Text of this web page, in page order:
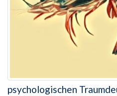
psychologischen